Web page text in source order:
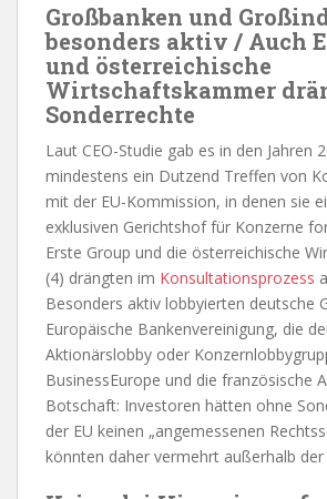
Großbanken und
besonders aktiv / Auch
und österreichische
Wirtschaftskammer
Sonderrechte
Laut CEO-Studie gab es in den Jahren
mindestens ein Dutzend Treffen von
mit der EU-Kommission, in denen sie
exklusiven Gerichtshof für Konzerne
Erste Group und die österreichische
(4) drängten im Konsultationsprozess
Besonders aktiv lobbyierten deutsche
Europäische Bankenvereinigung, die
Aktionärslobby oder
BusinessEurope und die französische
Botschaft: Investoren hätten ohne
der EU keinen „angemessenen
könnten daher vermehrt außerhalb der